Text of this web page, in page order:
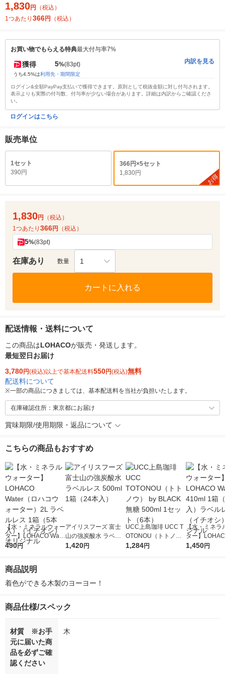
1,830円
（税込）
1つあたり 366円 （税込）
お買い物でもらえる特典最大付与率7%
獲得 5%(83pt)
うち4.5%は利用先・期間限定
内訳を見る
ログイン&全額PayPay支払いで獲得できます。原則として税抜金額に対し付与されます。
表示よりも実際の付与数、付与率が少ない場合があります。詳細は内訳からご確認くださ
い。
ログインはこちら
販売単位
1セット
390円
366円×5セット
1,830円
お得
1,830円
（税込）
1つあたり 366円 （税込）
5%(83pt)
在庫あり 数量 1
カートに入れる
配送情報・送料について
この商品はLOHACOが販売・発送します。
最短翌日お届け
3,780円(税込)以上で基本配送料550円(税込)無料
配送料について
※一部の商品につきましては、基本配送料を当社が負担いたします。
在庫確認住所：東京都にお届け
賞味期限/使用期限・返品について
こちらの商品もおすすめ
【水・ミネラルウォー
ター】LOHACO Wate
r（ロハコウォータ
シ） オリジナル
490円
アイリスフーズ 富士
山の強炭酸水 ラベル
レス 500ml 1箱（24
1,420円
UCC上島珈琲 UCC T
OTONOU（トトノ
ウ） by BLACK無糖 5
1,284円
【水・ミネラ
ター】
r 410ml 1箱（
1,450円
商品説明
着色ができる木製のヨーヨー！
商品仕様/スペック
材質 ※お手
元に届いた商
品を必ずご確
認ください
木